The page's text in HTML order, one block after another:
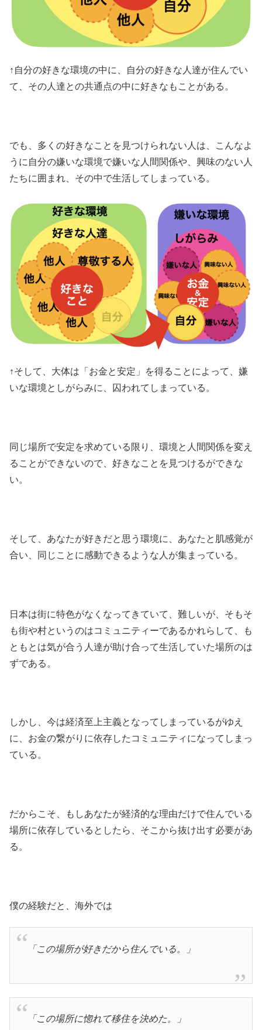
↑自分の好きな環境の中に、自分の好きな人達が住んでい
て、その人達との共通点の中に好きなもことがある。
でも、多くの好きなことを見つけられない人は、こんなよ
うに自分の嫌いな環境で嫌いな人間関係や、興味のない人
たちに囲まれ、その中で生活してしまっている。
↑そして、大体は「お金と安定」を得ることによって、嫌
いな環境としがらみに、囚われてしまっている。
同じ場所で安定を求めている限り、環境と人間関係を変え
ることができないので、好きなことを見つけるができな
い。
そして、あなたが好きだと思う環境に、あなたと肌感覚が
合い、同じことに感動できるような人が集まっている。
日本は街に特色がなくなってきていて、難しいが、そもそ
も街や村というのはコミュニティーであるかれらして、も
ともとは気が合う人達が助け合って生活していた場所のは
ずである。
しかし、今は経済至上主義となってしまっているがゆえ
に、お金の繋がりに依存したコミュニティになってしまっ
ている。
だからこそ、もしあなたが経済的な理由だけで住んでいる
場所に依存しているとしたら、そこから抜け出す必要があ
る。
僕の経験だと、海外では
「この場所が好きだから住んでいる。」
「この場所に惚れて移住を決めた。」